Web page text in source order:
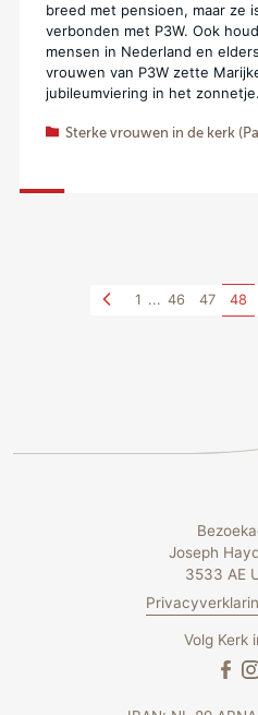
breed met pensioen, maar ze
verbonden met P3W. Ook
mensen in Nederland en
vrouwen van P3W zette
jubileumviering in het zonnetje.
Sterke vrouwen in de kerk
1 ... 46 47 48
Joseph
3533 AE
Volg Kerk